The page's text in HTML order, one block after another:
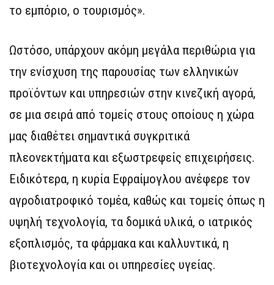
το εμπόριο, ο τουρισμός».
Ωστόσο, υπάρχουν ακόμη μεγάλα περιθώρια για
την ενίσχυση της παρουσίας των ελληνικών
προϊόντων και υπηρεσιών στην κινεζική αγορά,
σε μια σειρά από τομείς στους οποίους η χώρα
μας διαθέτει σημαντικά συγκριτικά
πλεονεκτήματα και εξωστρεφείς επιχειρήσεις.
Ειδικότερα, η κυρία Εφραίμογλου ανέφερε τον
αγροδιατροφικό τομέα, καθώς και τομείς όπως η
υψηλή τεχνολογία, τα δομικά υλικά, ο ιατρικός
εξοπλισμός, τα φάρμακα και καλλυντικά, η
βιοτεχνολογία και οι υπηρεσίες υγείας.